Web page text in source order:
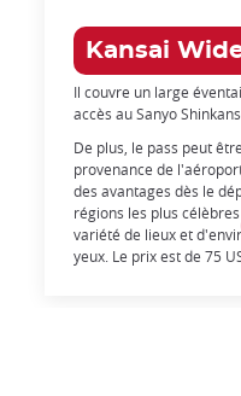
Kansai
Il couvre un large
accès au Sanyo
De plus, le pass peut
provenance de
des avantages dès le
régions les plus
variété de lieux et
yeux. Le prix est de 75